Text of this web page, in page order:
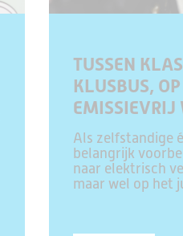
TUSSEN
KLUSBUS,
EMISSIEVRIJ
Als zelfstandige
belangrijk
naar elektrisch
maar wel op het